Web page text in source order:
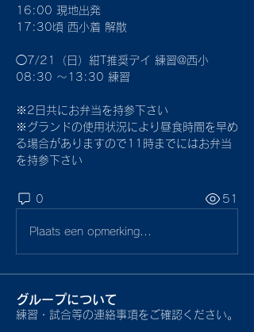
16:00 現地出発
17:30頃 西小着 解散
◯7/21（日）紺T推奨デイ 練習@西小
08:30 〜13:30 練習
※2日共にお弁当を持参下さい
※グランドの使用状況により昼食時間を早め
る場合がありますので11時までにはお弁当
を持参下さい
0 51
Plaats een opmerking...
グループについて
練習・試合等の連絡事項をご確認ください。